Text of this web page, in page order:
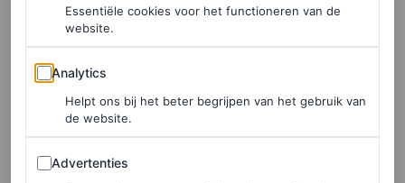
voelen. Mijn geur is het perfecte ‘compleet’.”
Bekijk hieronder de beelden van de shoot van Whitney
Peak als het nieuwe gezicht van Chanel Coco
Mademoiselle.
Essentiële cookies voor het functioneren van de
website.
Analytics
Analytics
Helpt ons bij het beter begrijpen van het gebruik van
de website.
Advertenties
Advertenties